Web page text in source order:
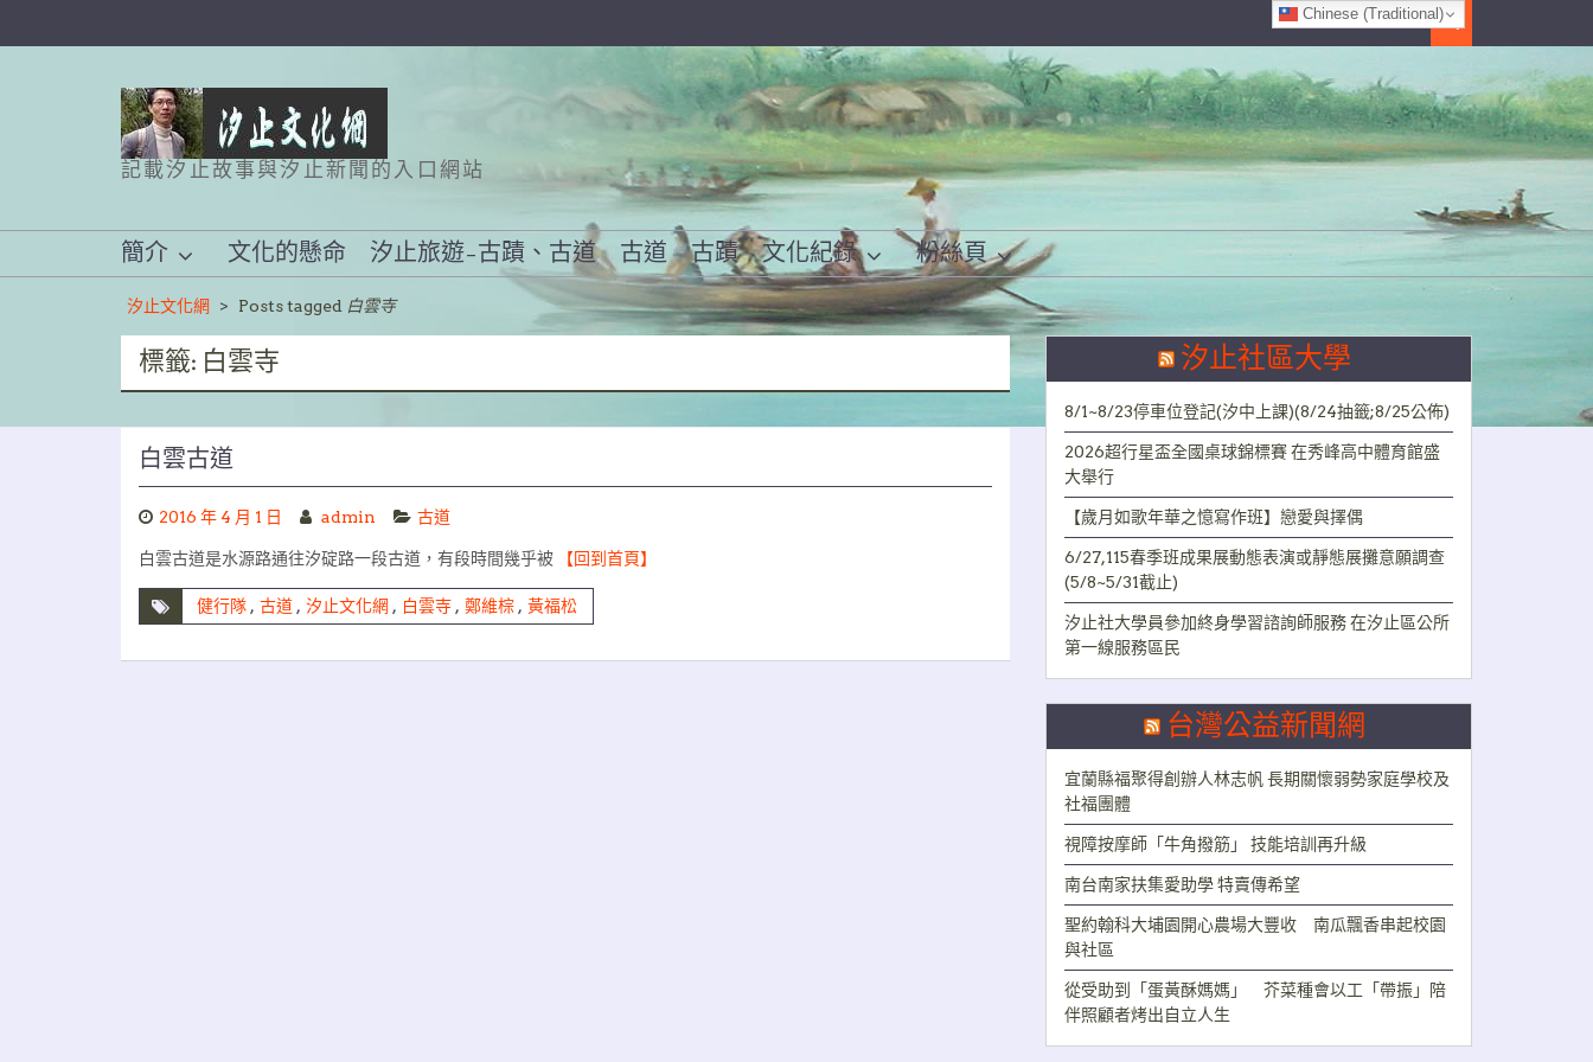
記載汐止故事與汐止新聞的入口網站
簡介 文化的懸命 汐止旅遊–古蹟、古道 古道 古蹟 文化紀錄 粉絲頁
汐止文化網 > Posts tagged 白雲寺
標籤: 白雲寺
白雲古道
2016 年 4 月 1 日 admin 古道
白雲古道是水源路通往汐碇路一段古道，有段時間幾乎被 【回到首頁】
健行隊 , 古道 , 汐止文化網 , 白雲寺 , 鄭維棕 , 黃福松
汐止社區大學
8/1~8/23停車位登記(汐中上課)(8/24抽籤;8/25公佈)
2026超行星盃全國桌球錦標賽 在秀峰高中體育館盛
大舉行
【歲月如歌年華之憶寫作班】戀愛與擇偶
6/27,115春季班成果展動態表演或靜態展攤意願調查
(5/8~5/31截止)
汐止社大學員參加終身學習諮詢師服務 在汐止區公所
第一線服務區民
台灣公益新聞網
宜蘭縣福聚得創辦人林志帆 長期關懷弱勢家庭學校及
社福團體
視障按摩師「牛角撥筋」 技能培訓再升級
南台南家扶集愛助學 特賣傳希望
聖約翰科大埔園開心農場大豐收 南瓜飄香串起校園
與社區
從受助到「蛋黃酥媽媽」 芥菜種會以工「帶振」陪
伴照顧者烤出自立人生
Chinese (Traditional)